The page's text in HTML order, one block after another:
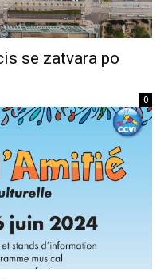
se zatvara po
0